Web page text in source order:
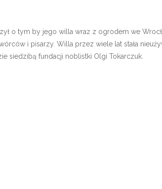
o tym by jego willa wraz z ogrodem we
i pisarzy. Willa przez wiele lat stała
siedzibą fundacji noblistki Olgi Tokarczuk.